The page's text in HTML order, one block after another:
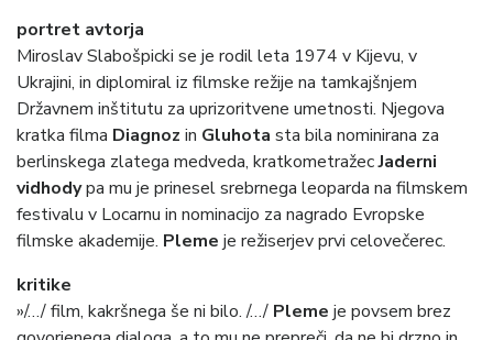
portret avtorja
Miroslav Slabošpicki se je rodil leta 1974 v Kijevu, v
Ukrajini, in diplomiral iz filmske režije na tamkajšnjem
Državnem inštitutu za uprizoritvene umetnosti. Njegova
kratka filma Diagnoz in Gluhota sta bila nominirana za
berlinskega zlatega medveda, kratkometražecJaderni
vidhodypa mu je prinesel srebrnega leoparda na filmskem
festivalu v Locarnu in nominacijo za nagrado Evropske
filmske akademije. Pleme je režiserjev prvi celovečerec.
kritike
»/…/ film, kakršnega še ni bilo. /…/ Pleme je povsem brez